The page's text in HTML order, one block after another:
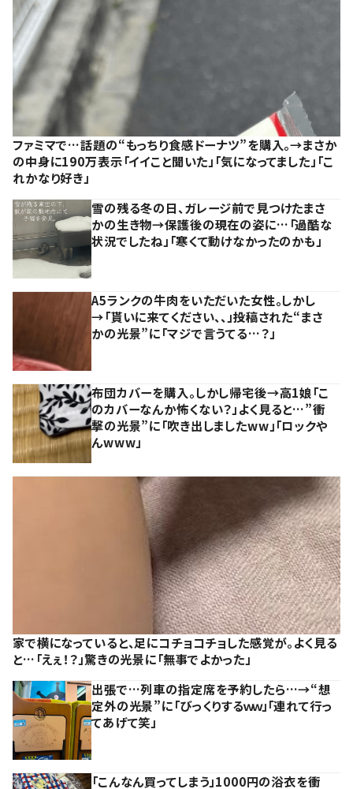
ファミマで…話題の“もっちり食感ドーナツ”を購入。→まさか
の中身に190万表示「イイこと聞いた」「気になってました」「こ
れかなり好き」
雪の残る冬の日、ガレージ前で見つけたまさ
かの生き物→保護後の現在の姿に…「過酷な
状況でしたね」「寒くて動けなかったのかも」
A5ランクの牛肉をいただいた女性。しかし
→「貰いに来てください、、」投稿された“まさ
かの光景”に「マジで言うてる…？」
布団カバーを購入。しかし帰宅後→高1娘「こ
のカバーなんか怖くない？」よく見ると…”衝
撃の光景”に「吹き出しましたww」「ロックや
んwww」
家で横になっていると、足にコチョコチョした感覚が。よく見る
と…「えぇ！？」驚きの光景に「無事でよかった」
出張で…列車の指定席を予約したら…→“想
定外の光景”に「びっくりするｗｗ」「連れて行っ
てあげて笑」
「こんなん買ってしまう」1000円の浴衣を衝